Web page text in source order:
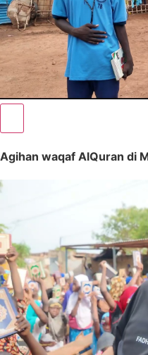
Agihan waqaf AlQuran di